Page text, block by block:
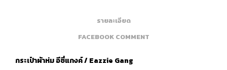
รายละเอียด
FACEBOOK COMMENT
กระเป๋าผ้าห่ม อีซี่แกงค์ / Eazzie Gang